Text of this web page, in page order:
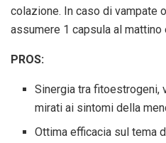
colazione. In caso di vampate
assumere 1 capsula al mattino
PROS:
Sinergia tra fitoestrogeni,
mirati ai sintomi della
Ottima efficacia sul tema